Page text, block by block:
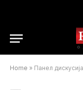
Home » Панел дискусија на Меѓаши: